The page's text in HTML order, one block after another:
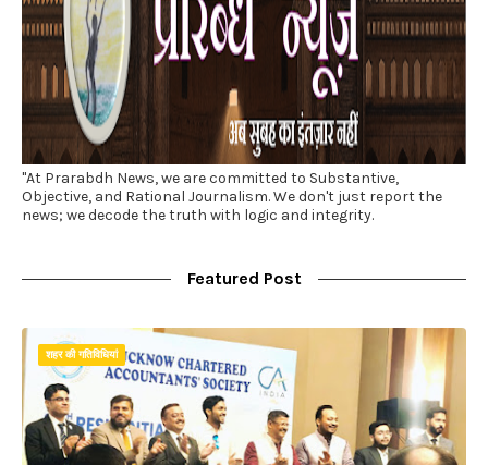
"At Prarabdh News, we are committed to Substantive,
Objective, and Rational Journalism. We don't just report the
news; we decode the truth with logic and integrity.
Featured Post
शहर की गतिविधियां